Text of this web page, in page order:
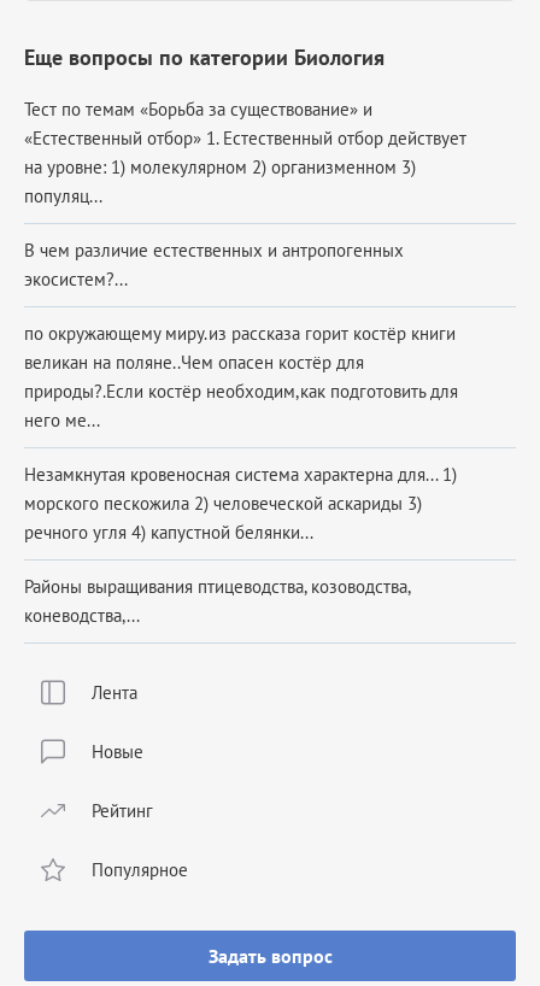
Лента
Новые
Рейтинг
Популярное
Задать вопрос
Еще вопросы по категории Биология
Тест по темам «Борьба за существование» и
«Естественный отбор» 1. Естественный отбор действует
на уровне: 1) молекулярном 2) организменном 3)
популяц...
В чем различие естественных и антропогенных
экосистем?...
по окружающему миру.из рассказа горит костёр книги
великан на поляне..Чем опасен костёр для
природы?.Если костёр необходим,как подготовить для
него ме...
Незамкнутая кровеносная система характерна для... 1)
морского пескожила 2) человеческой аскариды 3)
речного угля 4) капустной белянки...
Районы выращивания птицеводства, козоводства,
коневодства,...